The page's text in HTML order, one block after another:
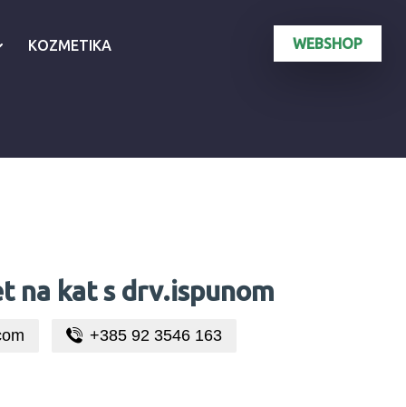
KOZMETIKA WEBSHOP
na kat s drv.ispunom
+385 92 3546 163